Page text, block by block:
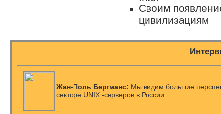
Своим
цивилизациям
Жан-Поль Бергманс: Мы видим большие
секторе UNIX -серверов в России